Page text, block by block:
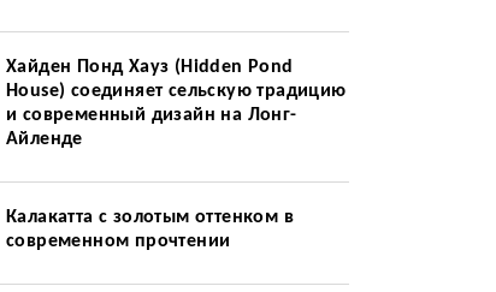
Хайден Понд Хауз (Hidden Pond
House) соединяет сельскую традицию
и современный дизайн на Лонг-
Айленде
Калакатта с золотым оттенком в
современном прочтении